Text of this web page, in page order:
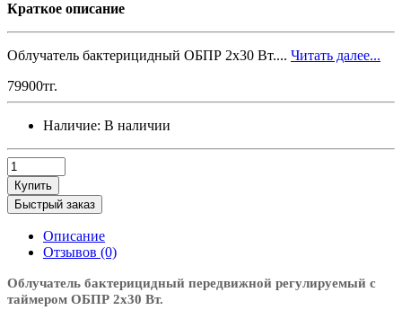
Краткое описание
Облучатель бактерицидный ОБПР 2х30 Вт.... Читать далее...
79900тг.
Наличие: В наличии
Купить
Быстрый заказ
Описание
Отзывов (0)
Облучатель бактерицидный передвижной регулируемый с
таймером ОБПР 2х30 Вт.